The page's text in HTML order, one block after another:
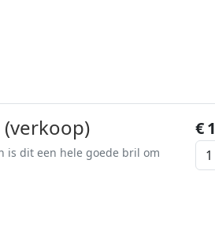
€
is dit een hele goede bril om